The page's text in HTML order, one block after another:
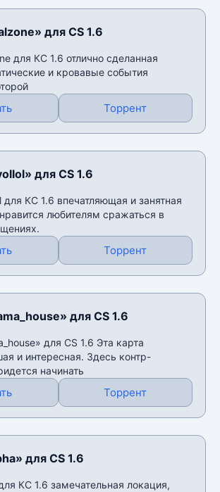
для CS 1.6
для КС 1.6 отлично сделанная
и кровавые события
Торрент
для CS 1.6
для КС 1.6 впечатляющая и занятная
любителям сражаться в
Торрент
для CS 1.6
для CS 1.6 Эта карта
и интересная. Здесь контр-
начинать
Торрент
для CS 1.6
КС 1.6 замечательная локация,